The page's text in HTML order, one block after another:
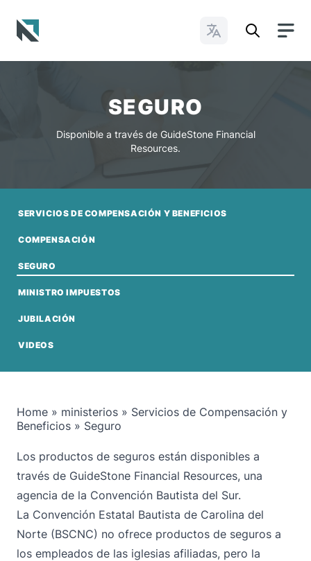
Cambiar idioma
SEGURO
Disponible a través de GuideStone Financial
Resources.
SERVICIOS DE COMPENSACIÓN Y BENEFICIOS
COMPENSACIÓN
SEGURO
MINISTRO IMPUESTOS
JUBILACIÓN
VIDEOS
Home » ministerios » Servicios de Compensación y
Beneficios » Seguro
Los productos de seguros están disponibles a
través de GuideStone Financial Resources, una
agencia de la Convención Bautista del Sur.
La Convención Estatal Bautista de Carolina del
Norte (BSCNC) no ofrece productos de seguros a
los empleados de las iglesias afiliadas, pero la